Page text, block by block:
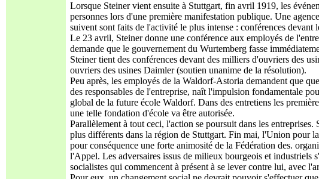
Lorsque Steiner vient ensuite à Stuttgart, fin avril 1919, les
personnes lors d'une première manifestation publique. Une
suivent sont faits de l'activité le plus intense : conférences
Le 23 avril, Steiner donne une conférence aux employés de
demande que le gouvernement du Wurtemberg fasse
Steiner tient des conférences devant des milliers d'ouvriers des
ouvriers des usines Daimler (soutien unanime de la résolution).
Peu après, les employés de la Waldorf-Astoria demandent que
des responsables de l'entreprise, naît l'impulsion fondamentale
global de la future école Waldorf. Dans des entretiens les
une telle fondation d'école va être autorisée.
Parallèlement à tout ceci, l'action se poursuit dans les
plus différents dans la région de Stuttgart. Fin mai, l'Union pour
pour conséquence une forte animosité de la Fédération des.
l'Appel. Les adversaires issus de milieux bourgeois et industriels
socialistes qui commencent à présent à se lever contre lui, avec